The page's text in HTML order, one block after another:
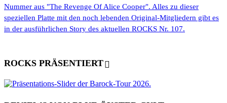
Nummer aus "The Revenge Of Alice Cooper". Alles zu dieser
speziellen Platte mit den noch lebenden Original-Mitgliedern gibt es
in der ausführlichen Story des aktuellen ROCKS Nr. 107.
ROCKS PRÄSENTIERT